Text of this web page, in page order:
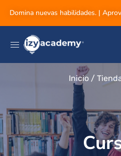
Domina nuevas habilidades. |
Inicio/